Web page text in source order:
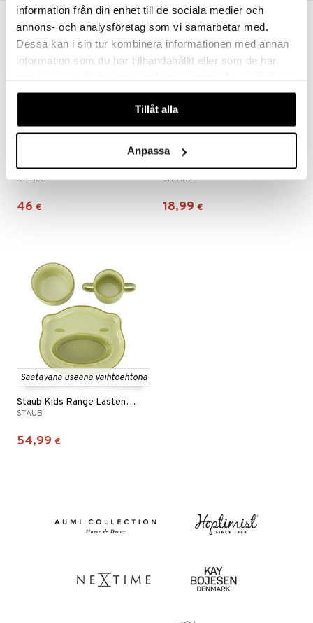
information från din enhet till de sociala medier och
annons- och analysföretag som vi samarbetar med.
Dessa kan i sin tur kombinera informationen med annan
information som du har tillhandahållit eller som de har
våra cookies vid fortsatt användande av vår webbplats.
Tillåt alla
Anpassa
Le Petit Chef 3-osainen pakkaus
OPINEL
46 €
Satake Lastenveitsi ja leikkuuturvallinen kinnas
SATAKE
18,99 €
Saatavana useana vaihtoehtona
Staub Kids Range Lasten astiasto
STAUB
54,99 €